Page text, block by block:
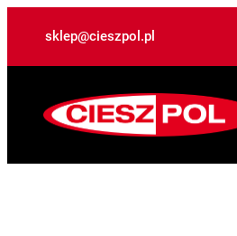
sklep@cieszpol.pl